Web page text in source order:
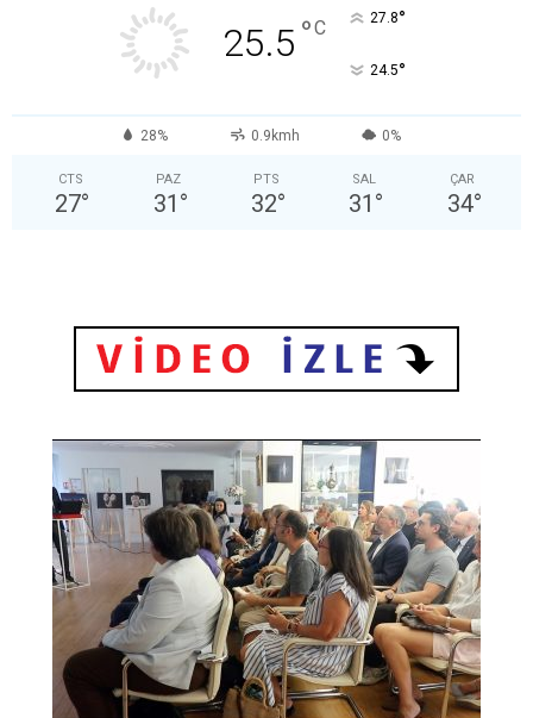
25.5 °C 27.8°
24.5°
28% 0.9kmh 0%
CTS
27°
PAZ
31 °
PTS
32°
SAL
31 °
ÇAR
34°